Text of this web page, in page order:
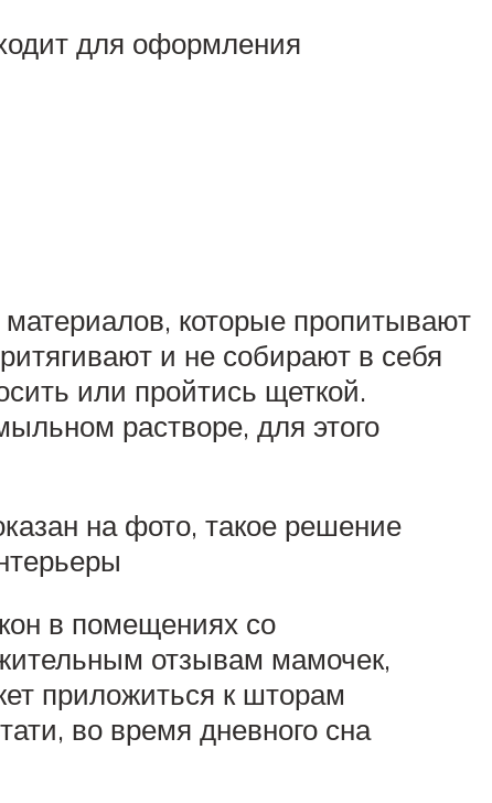
для оформления
которые пропитывают
и не собирают в себя
или пройтись щеткой.
растворе, для этого
на фото, такое решение
в помещениях со
отзывам мамочек,
приложиться к шторам
во время дневного сна